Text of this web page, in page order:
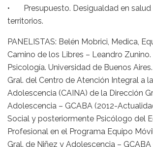
• Presupuesto. Desigualdad en salud
territorios.
PANELISTAS: Belén Mobrici, Medica,
Camino de los Libres – Leandro Zunino.
Psicología. Universidad de Buenos
Gral. del Centro de Atención Integral a
Adolescencia (CAINA) de la Dirección
Adolescencia – GCABA (2012-
Social y posteriormente Psicólogo del
Profesional en el Programa Equipo
Gral. de Niñez y Adolescencia –